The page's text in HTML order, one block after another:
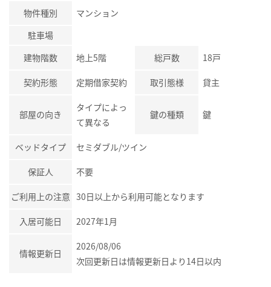
物件種別
マンション
駐車場
建物階数
地上5階 総戸数 18戸
契約形態 定期借家契約 取引態様 貸主
部屋の向き
タイプによっ
て異なる
鍵の種類 鍵
ベッドタイプ セミダブル/ツイン
保証人 不要
ご利用上の注意 30日以上から利用可能となります
入居可能日 2027年1月
情報更新日
2026/08/06
次回更新日は情報更新日より14日以内